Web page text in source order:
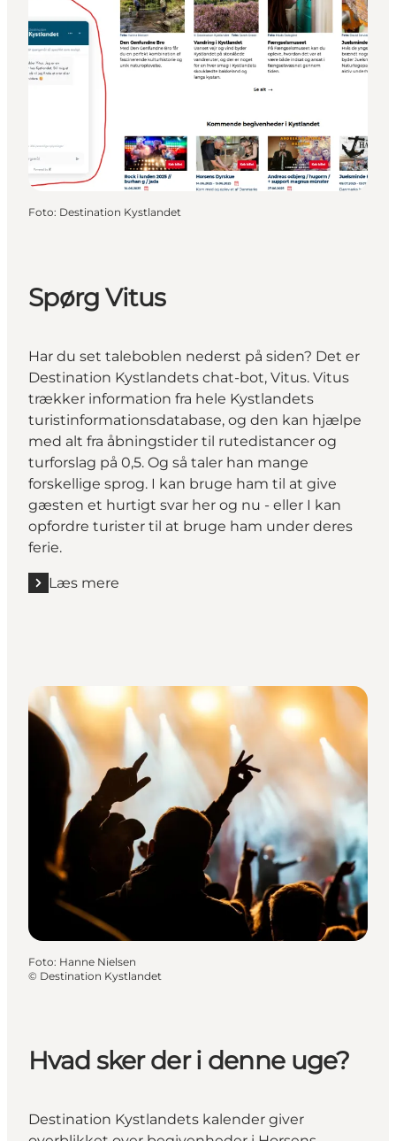
Foto: Destination Kystlandet
Spørg Vitus
Har du set taleboblen nederst på siden? Det er
Destination Kystlandets chat-bot, Vitus. Vitus
trækker information fra hele Kystlandets
turistinformationsdatabase, og den kan hjælpe
med alt fra åbningstider til rutedistancer og
turforslag på 0,5. Og så taler han mange
forskellige sprog. I kan bruge ham til at give
gæsten et hurtigt svar her og nu - eller I kan
opfordre turister til at bruge ham under deres
ferie.
Læs mere
Læs mere "Spørg Vitus"
Foto: Hanne Nielsen
© Destination Kystlandet
Hvad sker der i denne uge?
Destination Kystlandets kalender giver